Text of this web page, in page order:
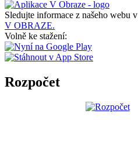
Sledujte informace z našeho webu v
V OBRAZE.
Volně ke stažení:
Rozpočet